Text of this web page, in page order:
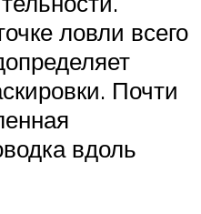
ловли всего
Почти
вдоль